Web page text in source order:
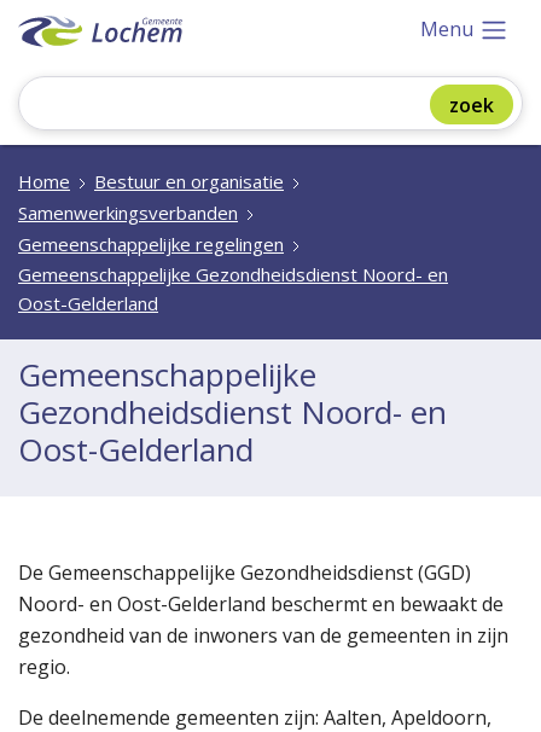
Menu
Home
Bestuur en organisatie
Samenwerkingsverbanden
Gemeenschappelijke regelingen
Gemeenschappelijke Gezondheidsdienst Noord- en
Oost-Gelderland
Gemeenschappelijke
Gezondheidsdienst Noord- en
Oost-Gelderland
De Gemeenschappelijke Gezondheidsdienst (GGD)
Noord- en Oost-Gelderland beschermt en bewaakt de
gezondheid van de inwoners van de gemeenten in zijn
regio.
De deelnemende gemeenten zijn: Aalten, Apeldoorn,